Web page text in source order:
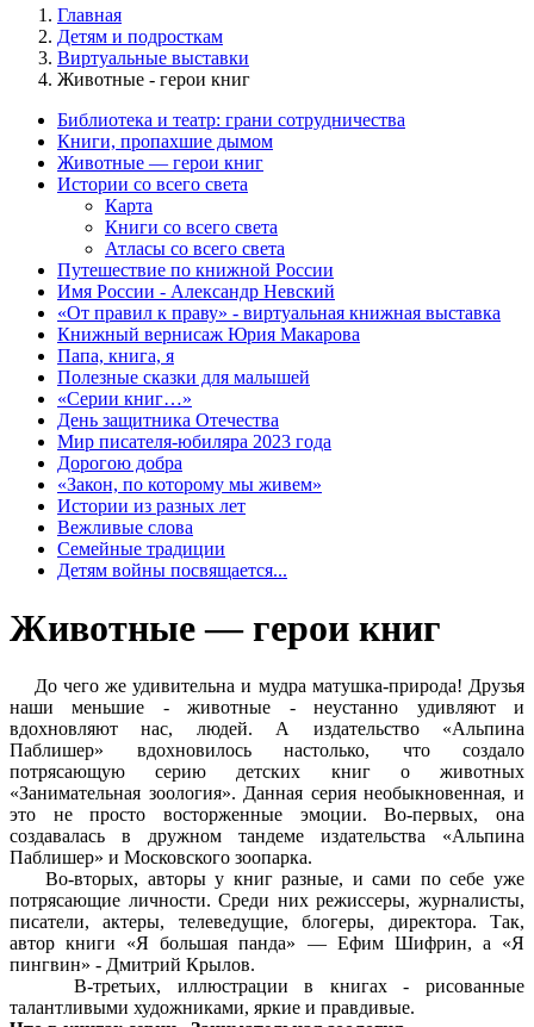
Главная
Детям и подросткам
Виртуальные выставки
Животные - герои книг
Библиотека и театр: грани сотрудничества
Книги, пропахшие дымом
Животные — герои книг
Истории со всего света
Карта
Книги со всего света
Атласы со всего света
Путешествие по книжной России
Имя России - Александр Невский
«От правил к праву» - виртуальная книжная выставка
Книжный вернисаж Юрия Макарова
Папа, книга, я
Полезные сказки для малышей
«Серии книг…»
День защитника Отечества
Мир писателя-юбиляра 2023 года
Дорогою добра
«Закон, по которому мы живем»
Истории из разных лет
Вежливые слова
Семейные традиции
Детям войны посвящается...
Животные — герои книг
До чего же удивительна и мудра матушка-природа! Друзья
наши меньшие - животные - неустанно удивляют и
вдохновляют нас, людей. А издательство «Альпина
Паблишер» вдохновилось настолько, что создало
потрясающую серию детских книг о животных
«Занимательная зоология». Данная серия необыкновенная, и
это не просто восторженные эмоции. Во-первых, она
создавалась в дружном тандеме издательства «Альпина
Паблишер» и Московского зоопарка.
Во-вторых, авторы у книг разные, и сами по себе уже
потрясающие личности. Среди них режиссеры, журналисты,
писатели, актеры, телеведущие, блогеры, директора. Так,
автор книги «Я большая панда» — Ефим Шифрин, а «Я
пингвин» - Дмитрий Крылов.
В-третьих, иллюстрации в книгах - рисованные
талантливыми художниками, яркие и правдивые.